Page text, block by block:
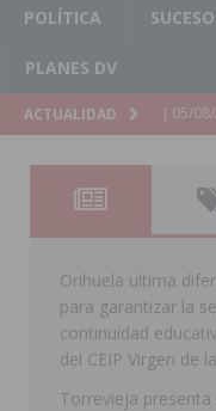
POLÍTICA
PLANES DV
ACTUALIDAD [ 05/
[ 05/
DE LA
[ 05/
[ 05/
[ 05/
Orihuela ultima
para garantizar la
continuidad
del CEIP Virgen de
Torrevieja